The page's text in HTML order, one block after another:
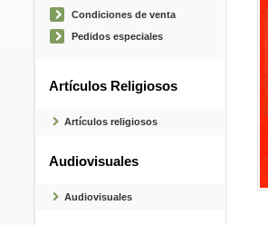
Condiciones de venta
Pedidos especiales
Artículos Religiosos
Artículos religiosos
Audiovisuales
Audiovisuales